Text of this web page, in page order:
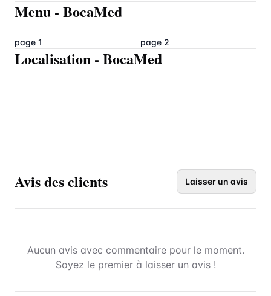
Menu - BocaMed
page 1 page 2
Localisation - BocaMed
Avis des clients Laisser un avis
Aucun avis avec commentaire pour le moment.
Soyez le premier à laisser un avis !